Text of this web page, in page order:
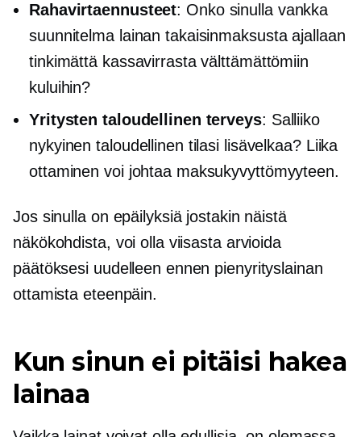
Rahavirtaennusteet: Onko sinulla vankka
suunnitelma lainan takaisinmaksusta ajallaan
tinkimättä kassavirrasta välttämättömiin
kuluihin?
Yritysten taloudellinen terveys: Salliiko
nykyinen taloudellinen tilasi lisävelkaa? Liika
ottaminen voi johtaa maksukyvyttömyyteen.
Jos sinulla on epäilyksiä jostakin näistä
näkökohdista, voi olla viisasta arvioida
päätöksesi uudelleen ennen pienyrityslainan
ottamista eteenpäin.
Kun sinun ei pitäisi hakea
lainaa